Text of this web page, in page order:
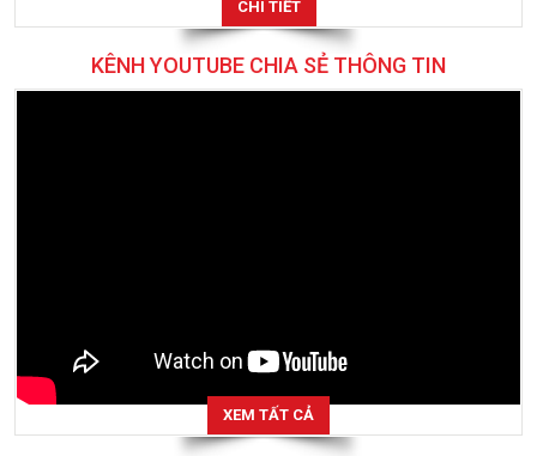
KÊNH YOUTUBE CHIA SẺ THÔNG TIN
FANPAGE FACEBOOK